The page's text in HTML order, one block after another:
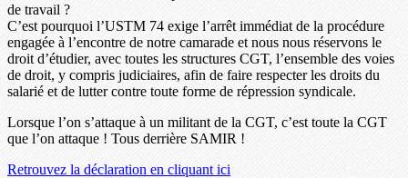
de travail ?
C’est pourquoi l’USTM 74 exige l’arrêt immédiat de la procédure
engagée à l’encontre de notre camarade et nous nous réservons le
droit d’étudier, avec toutes les structures CGT, l’ensemble des voies
de droit, y compris judiciaires, afin de faire respecter les droits du
salarié et de lutter contre toute forme de répression syndicale.
Lorsque l’on s’attaque à un militant de la CGT, c’est toute la CGT
que l’on attaque ! Tous derrière SAMIR !
Retrouvez la déclaration en cliquant ici